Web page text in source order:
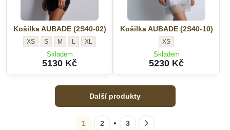
Košilka AUBADE (2S40-02)
Košilka
AUBADE
(2S40-
XS
Košilka
AUBADE
(2S40-
S
Košilka
AUBADE
(2S40-
M
Košilka
(2S40-
Velikost:
L
Košilka
Velikost:
XL
Skladem
5130 Kč
Košilka AUBADE (2S40-10)
Košilka
AUBADE
(2S40-
XS
Skladem
5230 Kč
Další produkty
1 2 3